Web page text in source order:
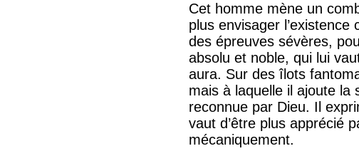
Cet homme mène un
plus envisager
des épreuves sévères,
absolu et noble, qui lui
aura. Sur des îlots
mais à laquelle il ajoute la
reconnue par Dieu. Il
vaut d’être plus apprécié
mécaniquement.